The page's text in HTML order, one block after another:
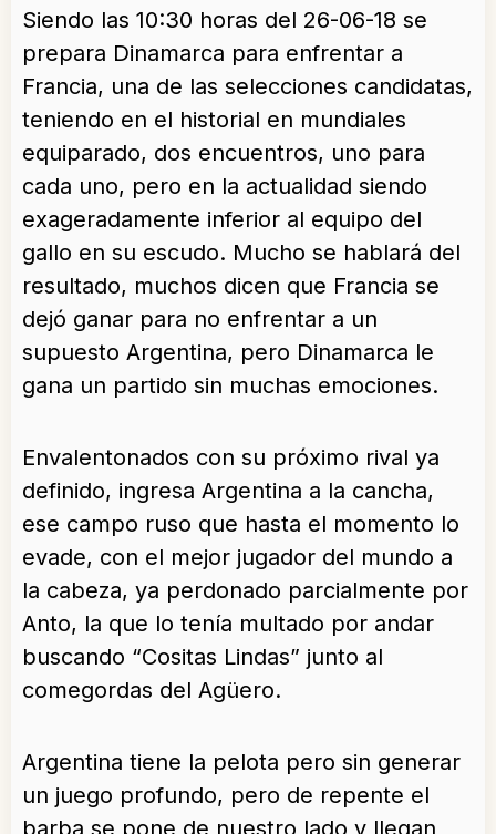
Siendo las 10:30 horas del 26-06-18 se
prepara Dinamarca para enfrentar a
Francia, una de las selecciones candidatas,
teniendo en el historial en mundiales
equiparado, dos encuentros, uno para
cada uno, pero en la actualidad siendo
exageradamente inferior al equipo del
gallo en su escudo. Mucho se hablará del
resultado, muchos dicen que Francia se
dejó ganar para no enfrentar a un
supuesto Argentina, pero Dinamarca le
gana un partido sin muchas emociones.
Envalentonados con su próximo rival ya
definido, ingresa Argentina a la cancha,
ese campo ruso que hasta el momento lo
evade, con el mejor jugador del mundo a
la cabeza, ya perdonado parcialmente por
Anto, la que lo tenía multado por andar
buscando “Cositas Lindas” junto al
comegordas del Agüero.
Argentina tiene la pelota pero sin generar
un juego profundo, pero de repente el
barba se pone de nuestro lado y llegan